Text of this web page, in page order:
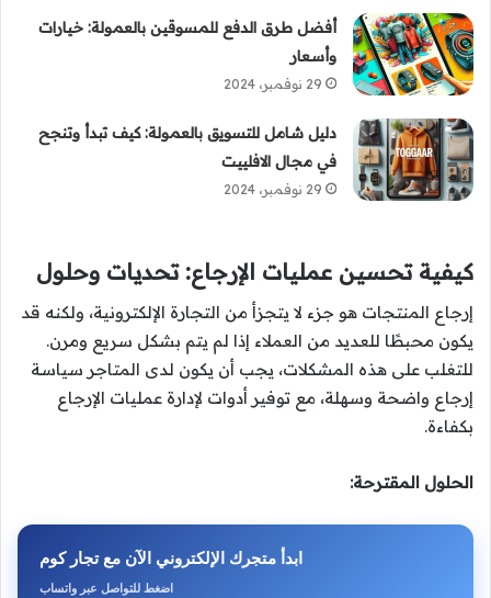
أفضل طرق الدفع للمسوقين بالعمولة: خيارات
وأسعار
29 نوفمبر، 2024
دليل شامل للتسويق بالعمولة: كيف تبدأ وتنجح
في مجال الافلييت
29 نوفمبر، 2024
كيفية تحسين عمليات الإرجاع: تحديات وحلول
إرجاع المنتجات هو جزء لا يتجزأ من التجارة الإلكترونية، ولكنه قد
يكون محبطًا للعديد من العملاء إذا لم يتم بشكل سريع ومرن.
للتغلب على هذه المشكلات، يجب أن يكون لدى المتاجر سياسة
إرجاع واضحة وسهلة، مع توفير أدوات لإدارة عمليات الإرجاع
بكفاءة.
الحلول المقترحة:
ابدأ متجرك الإلكتروني الآن مع تجار كوم
اضغط للتواصل عبر واتساب